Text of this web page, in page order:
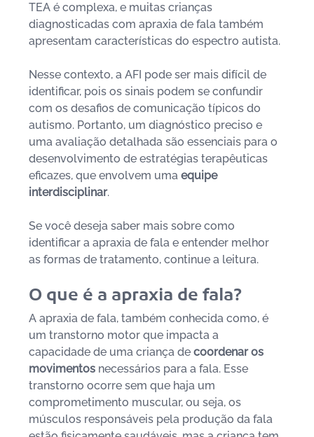
TEA é complexa, e muitas crianças
diagnosticadas com apraxia de fala também
apresentam características do espectro autista.
Nesse contexto, a AFI pode ser mais difícil de
identificar, pois os sinais podem se confundir
com os desafios de comunicação típicos do
autismo. Portanto, um diagnóstico preciso e
uma avaliação detalhada são essenciais para o
desenvolvimento de estratégias terapêuticas
eficazes, que envolvem uma equipe
interdisciplinar.
Se você deseja saber mais sobre como
identificar a apraxia de fala e entender melhor
as formas de tratamento, continue a leitura.
O que é a apraxia de fala?
A apraxia de fala, também conhecida como, é
um transtorno motor que impacta a
capacidade de uma criança de coordenar os
movimentos necessários para a fala. Esse
transtorno ocorre sem que haja um
comprometimento muscular, ou seja, os
músculos responsáveis pela produção da fala